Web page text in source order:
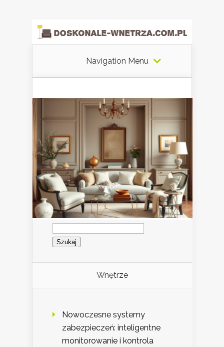
Navigation Menu
Szukaj:
Wnętrze
Nowoczesne systemy
zabezpieczeń: inteligentne
monitorowanie i kontrola